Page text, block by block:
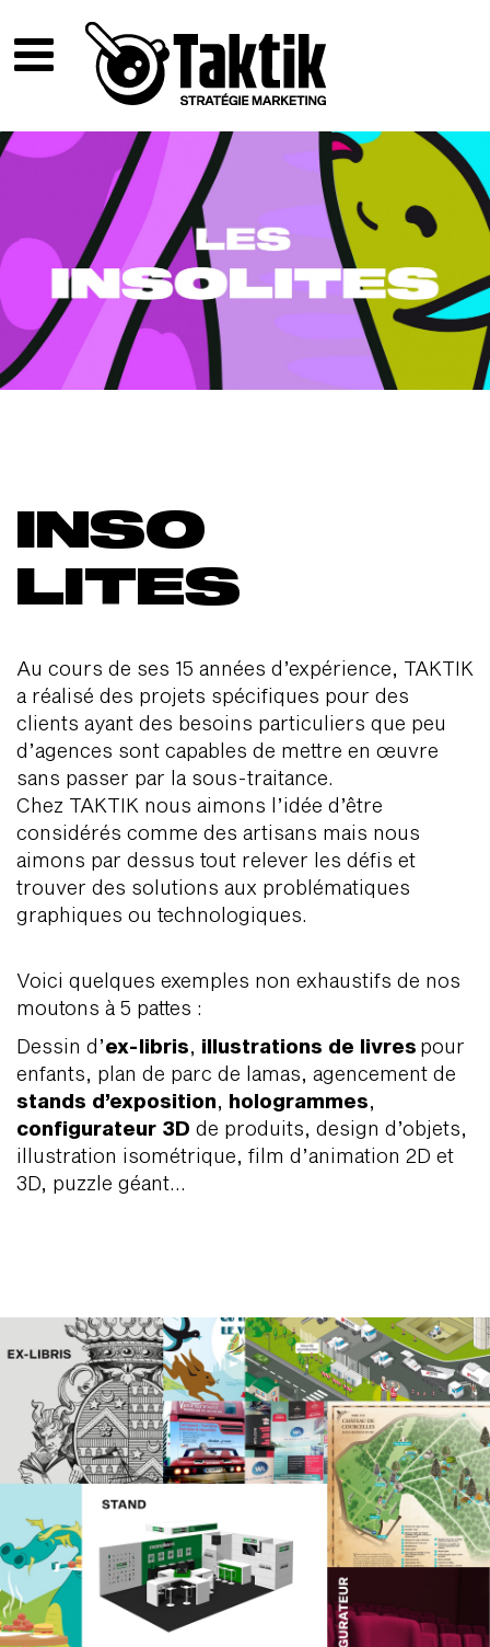
INSO
LITES
Au cours de ses 15 années d’expérience, TAKTIK
a réalisé des projets spécifiques pour des
clients ayant des besoins particuliers que peu
d’agences sont capables de mettre en œuvre
sans passer par la sous-traitance.
Chez TAKTIK nous aimons l’idée d’être
considérés comme des artisans mais nous
aimons par dessus tout relever les défis et
trouver des solutions aux problématiques
graphiques ou technologiques.
Voici quelques exemples non exhaustifs de nos
moutons à 5 pattes :
Dessin d’ex-libris, illustrations de livres pour
enfants, plan de parc de lamas, agencement de
stands d’exposition, hologrammes,
configurateur 3D de produits, design d’objets,
illustration isométrique, film d’animation 2D et
3D, puzzle géant...